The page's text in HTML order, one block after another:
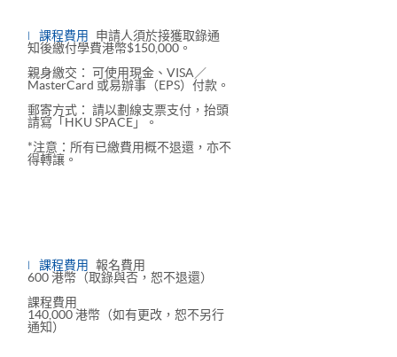
課程費用
申請人須於接獲取錄通
知後繳付學費港幣$150,000。
親身繳交： 可使用現金、VISA／
MasterCard 或易辦事（EPS）付款。
郵寄方式： 請以劃線支票支付，抬頭
請寫「HKU SPACE」。
*注意：所有已繳費用概不退還，亦不
得轉讓。
課程費用
報名費用
600 港幣（取錄與否，恕不退還）
課程費用
140,000 港幣（如有更改，恕不另行
通知）